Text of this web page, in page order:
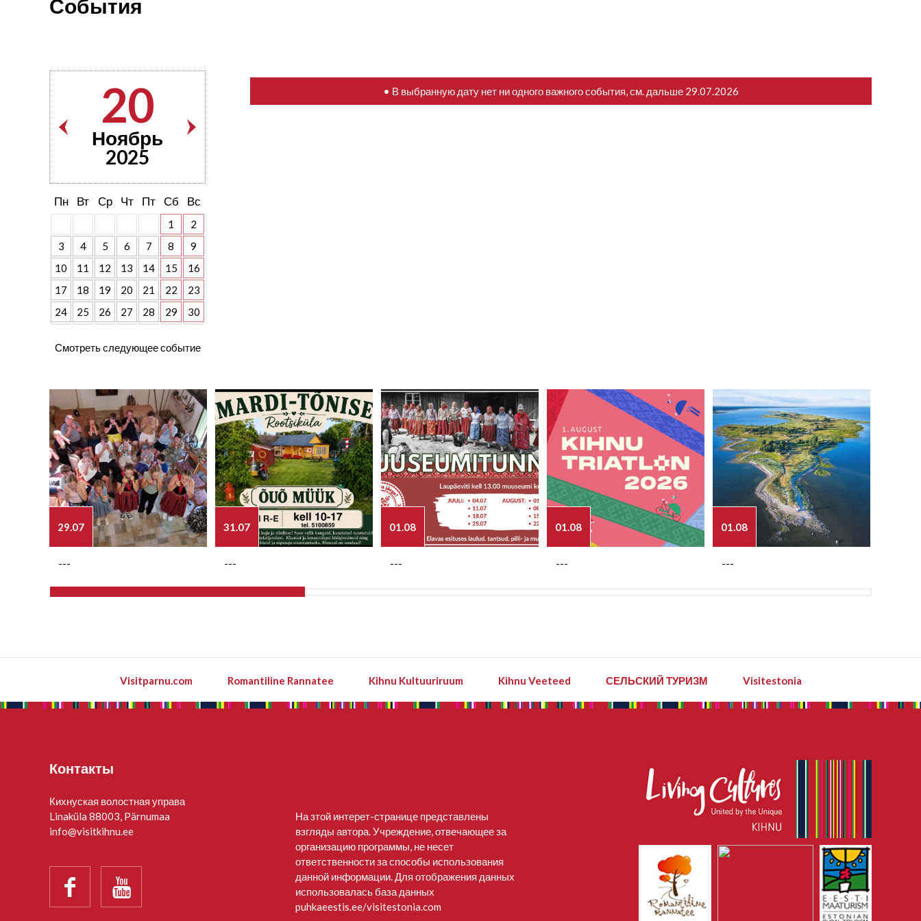
События
20
Ноябрь
2025
Пн Вт Ср Чт Пт Сб Вс
1
2
3
4 5 6 7 8
9
10
11 12 13 14 15
16
17
18 19 20 21 22
23
24
25 26 27 28 29 30
Смотреть следующее событие
• В выбранную дату нет ни одного важного события, см. дальше 29.07.2026
29.07
---
31.07
---
01.08
---
01.08
---
01.08
---
Visitparnu.com Romantiline Rannatee Kihnu Kultuuriruum Kihnu Veeteed СЕЛЬСКИЙ ТУРИЗМ Visitestonia
Контакты
Кихнуская волостная управа
Linaküla 88003, Pärnumaa
info@visitkihnu.ee
 
На зтой интерет-странице представлены
взгляды автора. Учреждение, отвечающее за
организацию программы, не несет
ответственности за способы использования
данной информации. Для отображения данных
использовалась база данных
puhkaeestis.ee/visitestonia.com